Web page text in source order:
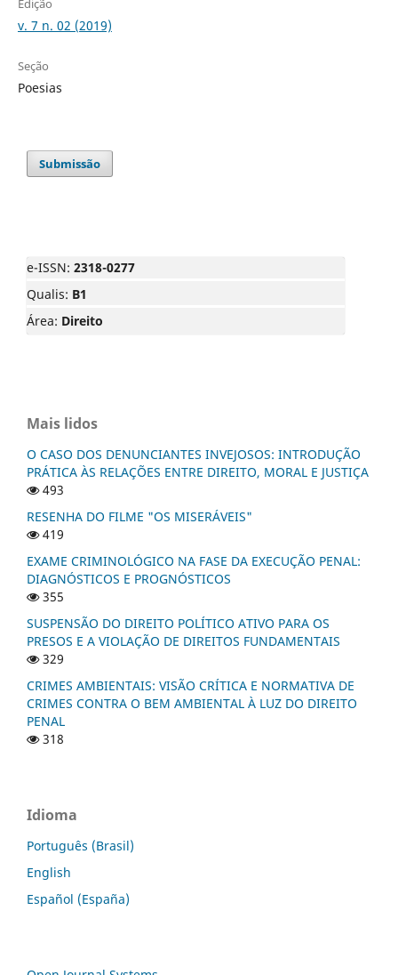
Edição
v. 7 n. 02 (2019)
Seção
Poesias
Submissão
e-ISSN: 2318-0277
Qualis: B1
Área: Direito
Mais lidos
O CASO DOS DENUNCIANTES INVEJOSOS: INTRODUÇÃO
PRÁTICA ÀS RELAÇÕES ENTRE DIREITO, MORAL E JUSTIÇA
493
RESENHA DO FILME "OS MISERÁVEIS"
419
EXAME CRIMINOLÓGICO NA FASE DA EXECUÇÃO PENAL:
DIAGNÓSTICOS E PROGNÓSTICOS
355
SUSPENSÃO DO DIREITO POLÍTICO ATIVO PARA OS
PRESOS E A VIOLAÇÃO DE DIREITOS FUNDAMENTAIS
329
CRIMES AMBIENTAIS: VISÃO CRÍTICA E NORMATIVA DE
CRIMES CONTRA O BEM AMBIENTAL À LUZ DO DIREITO
PENAL
318
Idioma
Português (Brasil)
English
Español (España)